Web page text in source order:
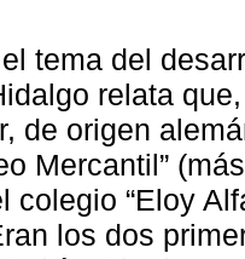
tema del
relata
de origen
Mercantil”
colegio “Eloy
los dos